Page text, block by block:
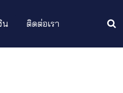
น ติดต่อเรา